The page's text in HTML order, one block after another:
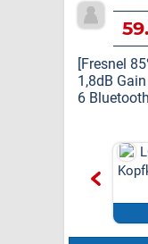
[Fresnel
1,8dB
6